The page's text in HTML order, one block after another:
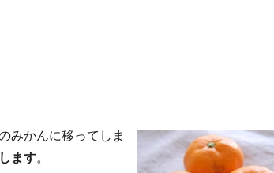
みかんに移ってしま
ます。